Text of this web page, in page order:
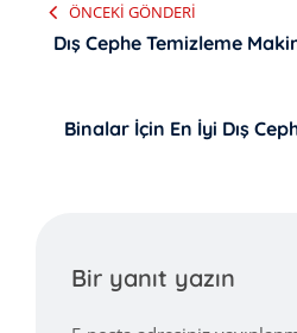
gezinmesi
ÖNCEKI GÖNDERI
Dış Cephe Temizleme
Binalar İçin En İyi Dış
Bir yanıt yazın